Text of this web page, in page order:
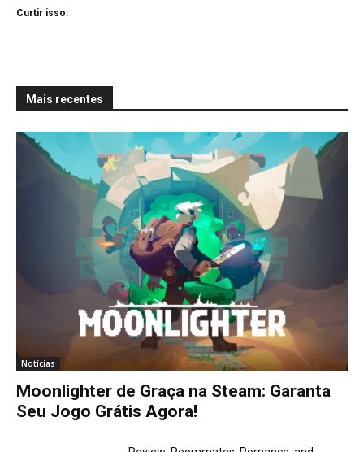
Curtir isso:
Mais recentes
Notícias
Moonlighter de Graça na Steam: Garanta
Seu Jogo Grátis Agora!